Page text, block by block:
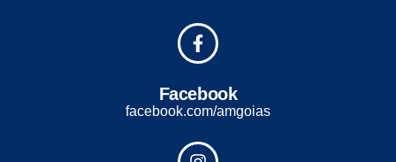
Facebook
facebook.com/amgoias